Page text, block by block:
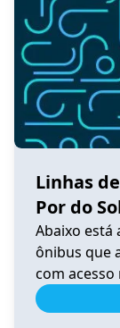
Linhas
Por do
Abaixo está
ônibus que
com
informações
Itinerário